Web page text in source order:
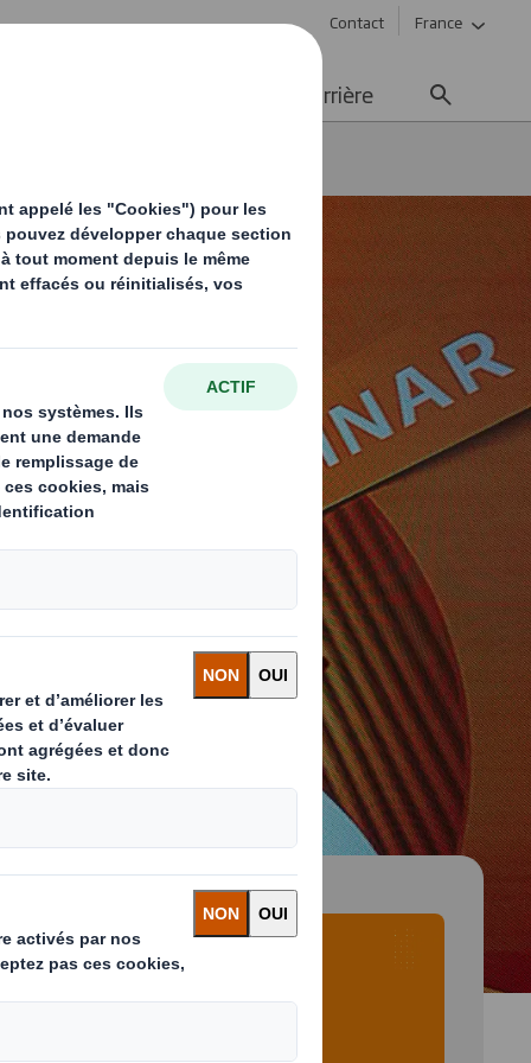
Contact France
Carrière
la vente au détail
and next buttons to move between slides. Only